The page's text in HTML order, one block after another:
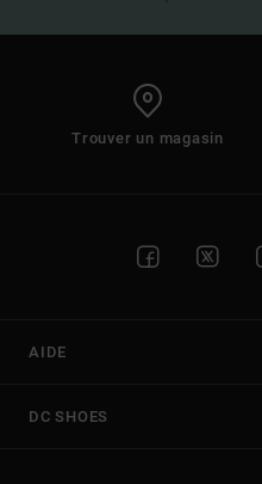
Trouver un magasin
AIDE
DC SHOES